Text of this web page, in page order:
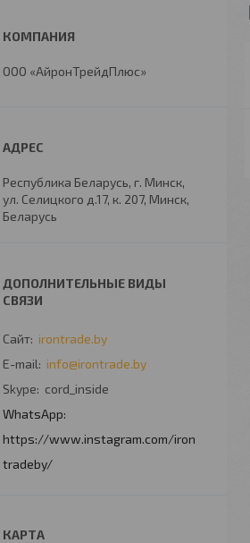
ООО «АйронТрейдПлюс»
Республика Беларусь, г. Минск,
ул. Селицкого д.17, к. 207, Минск,
Беларусь
irontrade.by
info@irontrade.by
cord_inside
https://www.instagram.com/iron
tradeby/
КАРТА